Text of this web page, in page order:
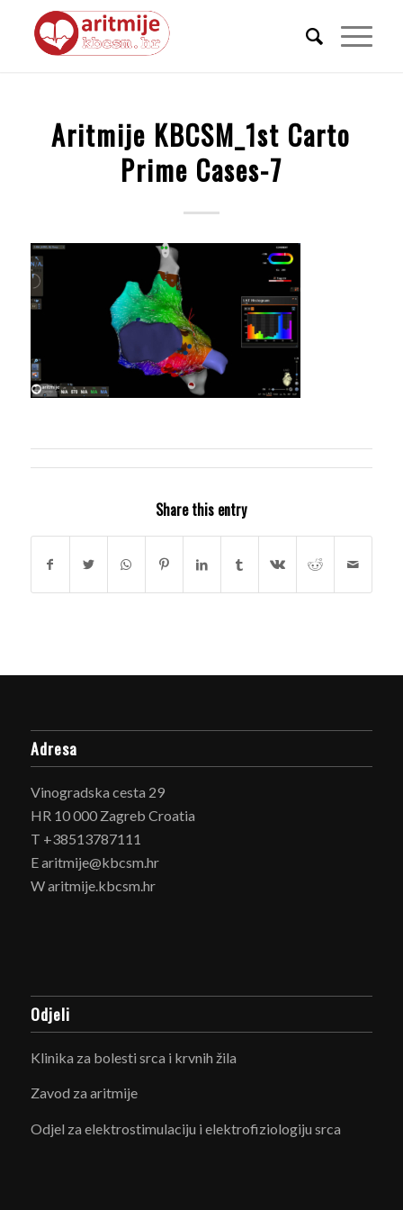
Aritmije KBCSM_1st Carto
Prime Cases-7
Share this entry
Adresa
Vinogradska cesta 29
HR 10 000 Zagreb Croatia
T +38513787111
E aritmije@kbcsm.hr
W aritmije.kbcsm.hr
Odjeli
Klinika za bolesti srca i krvnih žila
Zavod za aritmije
Odjel za elektrostimulaciju i elektrofiziologiju srca